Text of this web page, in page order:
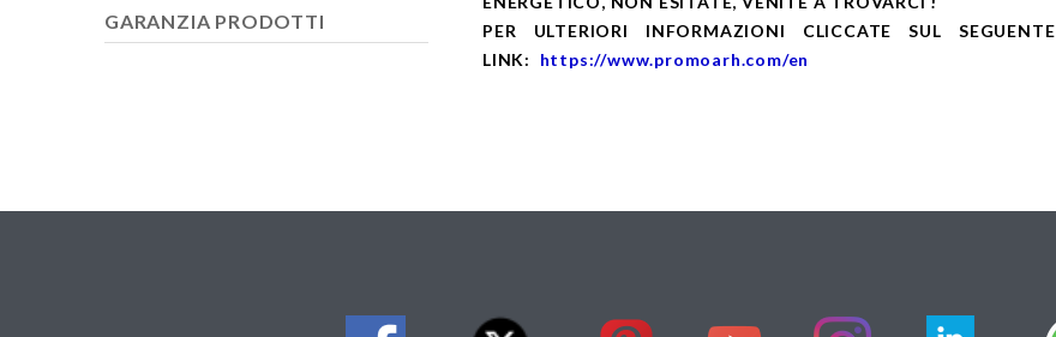
PER ULTERIORI INFORMAZIONI CLICCATE SUL SEGUENTE
LINK: https://www.promoarh.com/en
GARANZIA PRODOTTI